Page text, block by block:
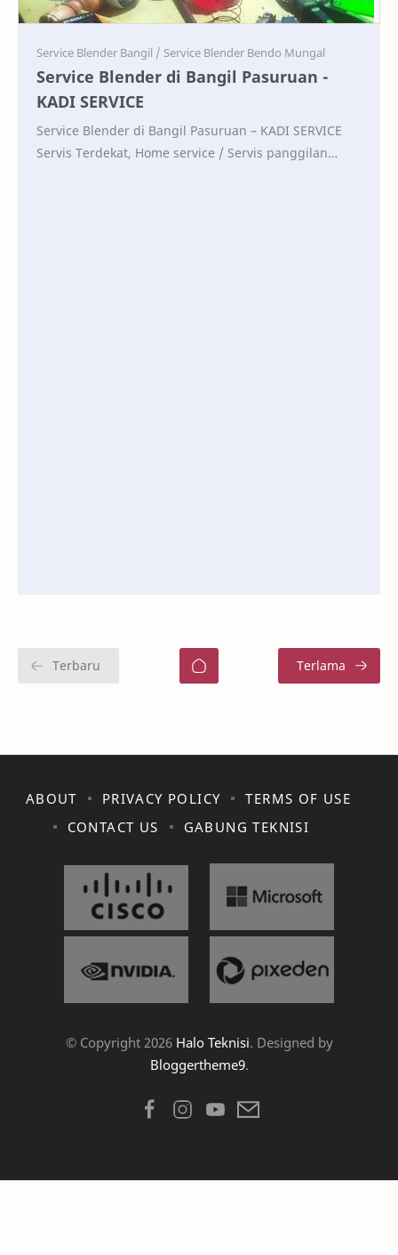
Service Service
Service Blender di Bangil Pasuruan -
KADI SERVICE
Service Blender di Bangil Pasuruan – KADI SERVICE
Servis Terdekat, Home service / Servis panggilan
ABOUT PRIVACY POLICY
TERMS OF USE
CONTACT US
GABUNG TEKNISI
© Copyright 2026 Halo Teknisi. Designed by
Bloggertheme9.